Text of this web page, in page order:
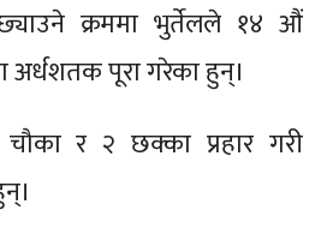
क्रममा भुर्तेलले १४ औं
पूरा गरेका हुन्।
र २ छक्का प्रहार गरी